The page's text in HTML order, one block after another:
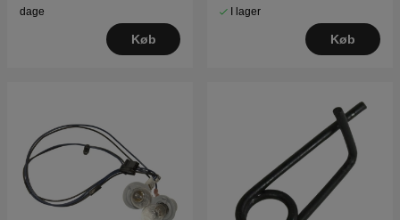
dage
Køb
I lager
Køb